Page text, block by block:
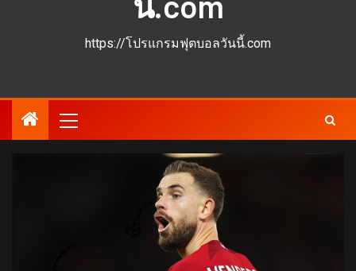
https://โปรแกรมฟุตบอลวันนี้.com